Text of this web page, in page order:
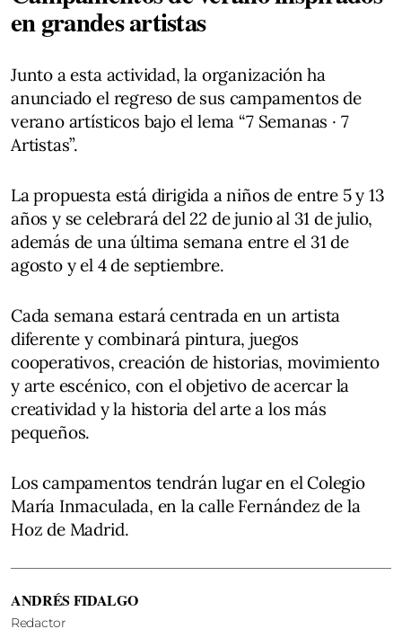
en grandes artistas
Junto a esta actividad, la organización ha
anunciado el regreso de sus campamentos de
verano artísticos bajo el lema “7 Semanas · 7
Artistas”.
La propuesta está dirigida a niños de entre 5 y 13
años y se celebrará del 22 de junio al 31 de julio,
además de una última semana entre el 31 de
agosto y el 4 de septiembre.
Cada semana estará centrada en un artista
diferente y combinará pintura, juegos
cooperativos, creación de historias, movimiento
y arte escénico, con el objetivo de acercar la
creatividad y la historia del arte a los más
pequeños.
Los campamentos tendrán lugar en el Colegio
María Inmaculada, en la calle Fernández de la
Hoz de Madrid.
ANDRÉS FIDALGO
Redactor